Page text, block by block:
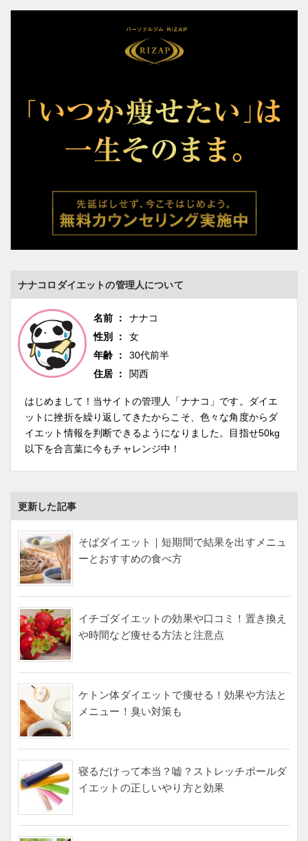
ナナコロダイエットの管理人について
名前
ナナコ
性別
女
年齢
30代前半
住居
関西
はじめまして！当サイトの管理人「ナナコ」です。ダイエ
ットに挫折を繰り返してきたからこそ、色々な角度からダ
イエット情報を判断できるようになりました。目指せ50kg
以下を合言葉に今もチャレンジ中！
更新した記事
そばダイエット｜短期間で結果を出すメニュ
ーとおすすめの食べ方
イチゴダイエットの効果や口コミ！置き換え
や時間など痩せる方法と注意点
ケトン体ダイエットで痩せる！効果や方法と
メニュー！臭い対策も
寝るだけって本当？嘘？ストレッチポールダ
イエットの正しいやり方と効果